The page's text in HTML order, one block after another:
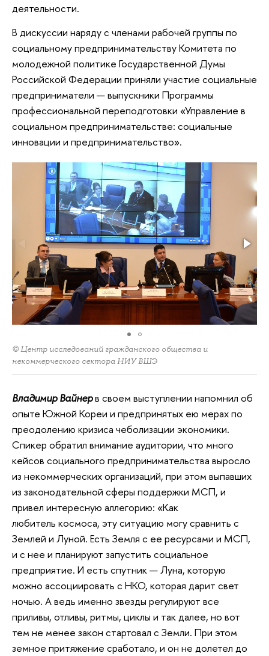
деятельности.
В дискуссии наряду с членами рабочей группы по
социальному предпринимательству Комитета по
молодежной политике Государственной Думы
Российской Федерации приняли участие социальные
предприниматели — выпускники Программы
профессиональной переподготовки «Управление в
социальном предпринимательстве: социальные
инновации и предпринимательство».
© Центр исследований гражданского общества и
некоммерческого сектора НИУ ВШЭ
Владимир Вайнерв своем выступлении напомнил об
опыте Южной Кореи и предпринятых ею мерах по
преодолению кризиса чеболизации экономики.
Спикер обратил внимание аудитории, что много
кейсов социального предпринимательства выросло
из некоммерческих организаций, при этом выпавших
из законодательной сферы поддержки МСП, и
привел интересную аллегорию: «Как
любитель космоса, эту ситуацию могу сравнить с
Землей и Луной. Есть Земля с ее ресурсами и МСП,
и с нее и планируют запустить социальное
предприятие. И есть спутник — Луна, которую
можно ассоциировать с НКО, которая дарит свет
ночью. А ведь именно звезды регулируют все
приливы, отливы, ритмы, циклы и так далее, но вот
тем не менее закон стартовал с Земли. При этом
земное притяжение сработало, и он не долетел до